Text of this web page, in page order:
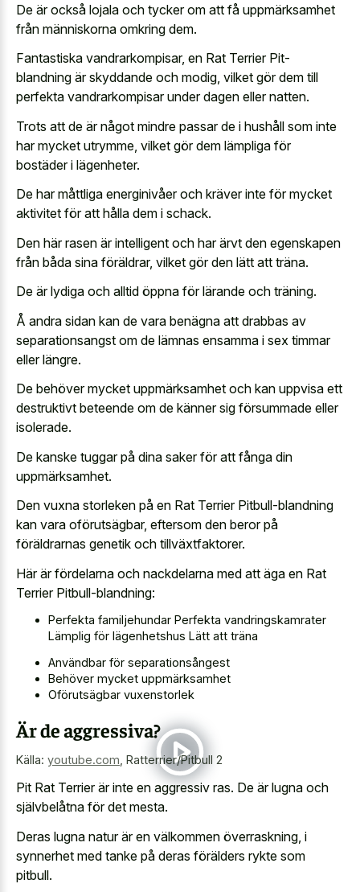
De är också lojala och tycker om att få uppmärksamhet
från människorna omkring dem.
Fantastiska vandrarkompisar, en Rat Terrier Pit-
blandning är skyddande och modig, vilket gör dem till
perfekta vandrarkompisar under dagen eller natten.
Trots att de är något mindre passar de i hushåll som inte
har mycket utrymme, vilket gör dem lämpliga för
bostäder i lägenheter.
De har måttliga energinivåer och kräver inte för mycket
aktivitet för att hålla dem i schack.
Den här rasen är intelligent och har ärvt den egenskapen
från båda sina föräldrar, vilket gör den lätt att träna.
De är lydiga och alltid öppna för lärande och träning.
Å andra sidan kan de vara benägna att drabbas av
separationsangst om de lämnas ensamma i sex timmar
eller längre.
De behöver mycket uppmärksamhet och kan uppvisa ett
destruktivt beteende om de känner sig försummade eller
isolerade.
De kanske tuggar på dina saker för att fånga din
uppmärksamhet.
Den vuxna storleken på en Rat Terrier Pitbull-blandning
kan vara oförutsägbar, eftersom den beror på
föräldrarnas genetik och tillväxtfaktorer.
Här är fördelarna och nackdelarna med att äga en Rat
Terrier Pitbull-blandning:
Perfekta familjehundar Perfekta vandringskamrater
Lämplig för lägenhetshus Lätt att träna
Användbar för separationsångest
Behöver mycket uppmärksamhet
Oförutsägbar vuxenstorlek
Är de aggressiva?
Källa: youtube.com Ratterrier/Pitbull 2
Pit Rat Terrier är inte en aggressiv ras. De är lugna och
självbelåtna för det mesta.
Deras lugna natur är en välkommen överraskning, i
synnerhet med tanke på deras förälders rykte som
pitbull.